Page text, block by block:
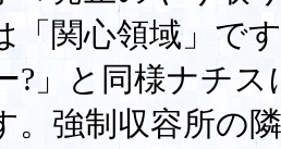
関心領域」で
?」と同様ナチ
。強制収容所の